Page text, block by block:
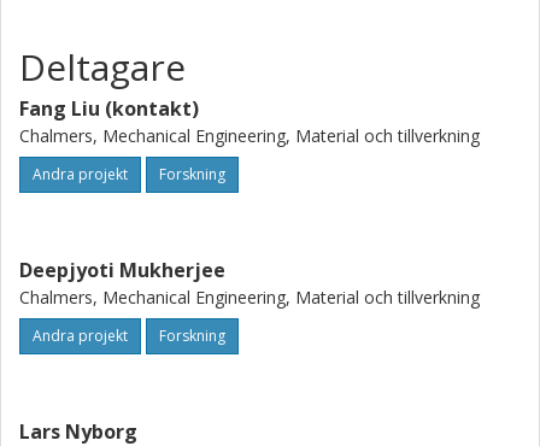
Deltagare
Fang Liu (kontakt)
Chalmers, Mechanical Engineering, Material och tillverkning
Andra projekt Forskning
Deepjyoti Mukherjee
Chalmers, Mechanical Engineering, Material och tillverkning
Andra projekt Forskning
Lars Nyborg